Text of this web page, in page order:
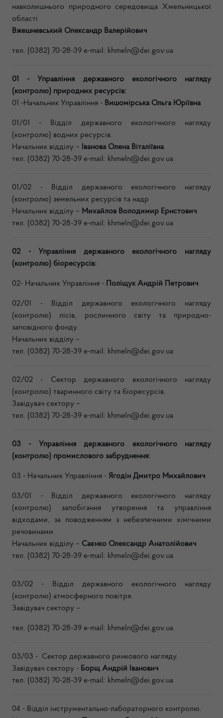
навколишнього природного середовища Хмельницької
області
Вжешневський Олександр Валерійович
тел. (0382) 70-28-39 e-mail: khmeln@dei.gov.ua
01 - Управління державного екологічного нагляду
(контролю) природних ресурсів:
01 -Начальник Управління - Вишомірська Ольга Юріївна
01/01 - Відділ державного екологічного нагляду
(контролю) водних ресурсів.
Начальник відділу –
Іванова Олена Віталіївна
тел. (0382) 70-28-39 e-mail: khmeln@dei.gov.ua
01/02 - Відділ державного екологічного нагляду
(контролю) земельних ресурсів та надр
Начальник відділу – Михайлов Володимир Ернстович
тел. (0382) 70-28-39 e-mail: khmeln@dei.gov.ua
02 - Управління державного екологічного нагляду
(контролю) біоресурсів:
02- Начальник Управління - Поліщук Андрій Петрович
02/01 - Відділ державного екологічного нагляду
(контролю) лісів, рослинного світу та природно-
заповідного фонду.
Начальник відділу –
тел. (0382) 70-28-39 e-mail: khmeln@dei.gov.ua
02/02 - Сектор державного екологічного нагляду
(контролю) тваринного світу та біоресурсів.
Завідувач сектору –
тел. (0382) 70-28-39 e-mail: khmeln@dei.gov.ua
03 - Управління державного екологічного нагляду
(контролю) промислового забруднення:
03 - Начальник Управління - Ягодін Дмитро Михайлович
03/01 - Відділ державного екологічного нагляду
(контролю) запобігання утворення та управління
відходами, за поводженням з небезпечними хімічними
речовинами.
Начальник відділу – Саєнко Олександр Анатолійович
тел. (0382) 70-28-39 e-mail: khmeln@dei.gov.ua
03/02 - Відділ державного екологічного нагляду
(контролю) атмосферного повітря.
Завідувач сектору –
тел. (0382) 70-28-39 e-mail: khmeln@dei.gov.ua
03/03 - Сектор державного ринкового нагляду.
Завідувач сектору - Борщ Андрій Іванович
тел. (0382) 70-28-39 e-mail: khmeln@dei.gov.ua
04 - Відділ інструментально-лабораторного контролю.